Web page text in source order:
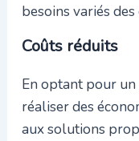
besoins variés
Coûts réduits
En optant pour
réaliser des
aux solutions